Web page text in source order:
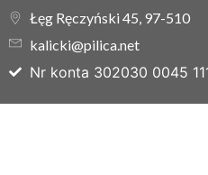
Łęg Ręczyński 45, 97-510
kalicki@pilica.net
Nr konta 302030 0045